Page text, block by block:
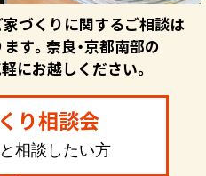
づくりに関するご相談は
す。奈良・京都南部の
にお越しください。
り相談会
相談したい方